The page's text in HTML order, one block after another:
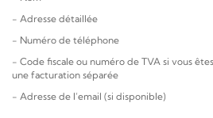
- Adresse détaillée
- Numéro de téléphone
- Code fiscale ou numéro de TVA si vous
une facturation séparée
- Adresse de l’email (si disponible)